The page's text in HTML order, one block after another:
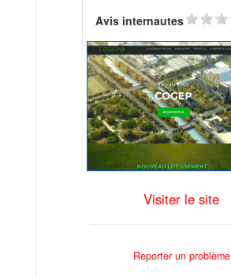
Avis internautes
Visiter le site
Reporter un problème